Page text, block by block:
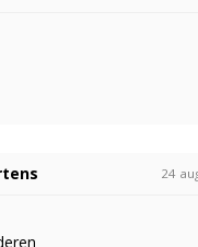
24